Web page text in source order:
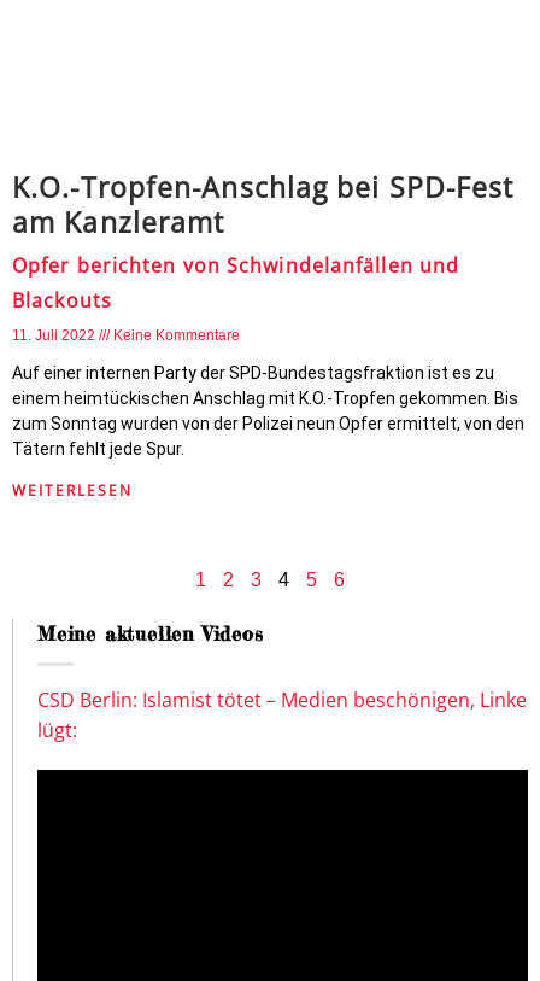
K.O.-Tropfen-Anschlag bei SPD-Fest
am Kanzleramt
Opfer berichten von Schwindelanfällen und
Blackouts
11. Juli 2022 Keine Kommentare
Auf einer internen Party der SPD-Bundestagsfraktion ist es zu
einem heimtückischen Anschlag mit K.O.-Tropfen gekommen. Bis
zum Sonntag wurden von der Polizei neun Opfer ermittelt, von den
Tätern fehlt jede Spur.
WEITERLESEN
1 2 3 4 5 6
Meine aktuellen Videos
CSD Berlin: Islamist tötet – Medien beschönigen, Linke
lügt: